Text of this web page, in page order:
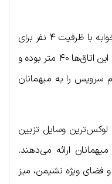
سوئیت‌های یک خوابه با ظرفیت ۴ نفر برای
اقامت‌های خانوادگی مناسب هستند. این اتاق‌ها ۴۰ متر بوده و
سرویس را به میهمانان
لوکس‌ترین وسایل تزیین
ارائه می‌دهند.
فضای ویژه نشیمن، میز